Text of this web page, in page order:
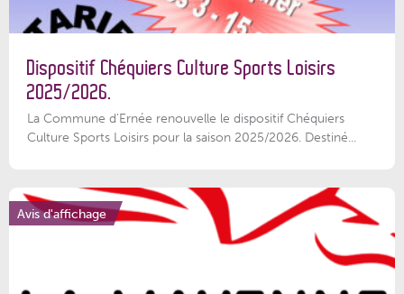
Dispositif Chéquiers Culture Sports Loisirs
2025/2026.
La Commune d'Ernée renouvelle le dispositif Chéquiers
Culture Sports Loisirs pour la saison 2025/2026. Destiné...
Avis d'affichage